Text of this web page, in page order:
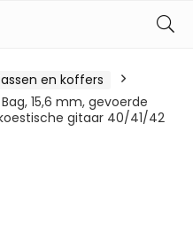
en koffers
15,6 mm, gevoerde
gitaar 40/41/42